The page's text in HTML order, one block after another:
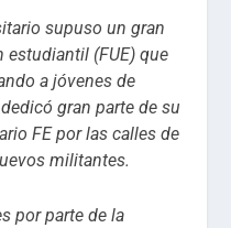
supuso un gran
estudiantil (FUE) que
a jóvenes de
gran parte de su
FE por las calles de
militantes.
por parte de la